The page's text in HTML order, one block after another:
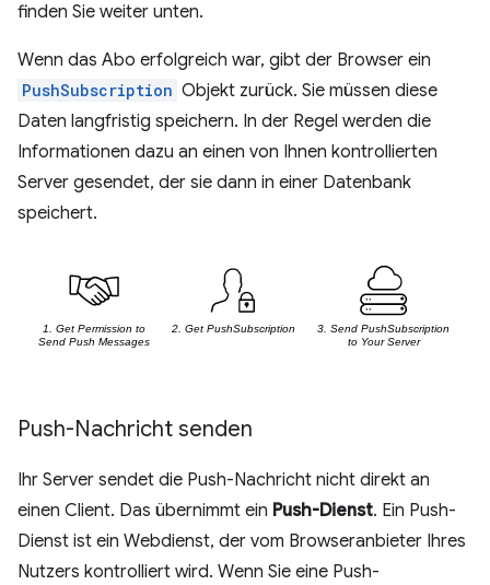
finden Sie weiter unten.
Wenn das Abo erfolgreich war, gibt der Browser ein
PushSubscription Objekt zurück. Sie müssen diese
Daten langfristig speichern. In der Regel werden die
Informationen dazu an einen von Ihnen kontrollierten
Server gesendet, der sie dann in einer Datenbank
speichert.
Push-Nachricht senden
Ihr Server sendet die Push-Nachricht nicht direkt an
einen Client. Das übernimmt ein Push-Dienst. Ein Push-
Dienst ist ein Webdienst, der vom Browseranbieter Ihres
Nutzers kontrolliert wird. Wenn Sie eine Push-